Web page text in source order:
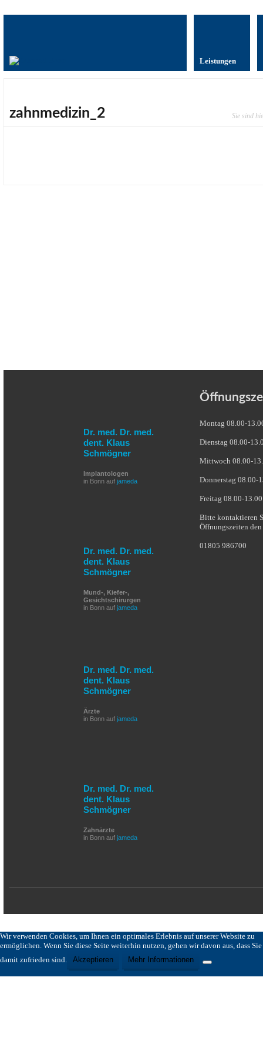
Leistungen
zahnmedizin_2 Sie sind
Dr. med. Dr. med.
dent. Klaus
Schmögner
Implantologen
in Bonn auf jameda
Dr. med. Dr. med.
dent. Klaus
Schmögner
Mund-, Kiefer-,
Gesichtschirurgen
in Bonn auf jameda
Dr. med. Dr. med.
dent. Klaus
Schmögner
Ärzte
in Bonn auf jameda
Dr. med. Dr. med.
dent. Klaus
Schmögner
Zahnärzte
in Bonn auf jameda
Montag 08.00-
Dienstag 08.00-
Mittwoch 08.00-
Donnerstag 08.00-
Freitag 08.00-
Bitte kontaktieren
Öffnungszeiten
01805 986700
Wir verwenden Cookies, um Ihnen ein optimales Erlebnis auf unserer Website zu
ermöglichen. Wenn Sie diese Seite weiterhin nutzen, gehen wir davon aus, dass Sie
damit zufrieden sind.
Akzeptieren Mehr Informationen